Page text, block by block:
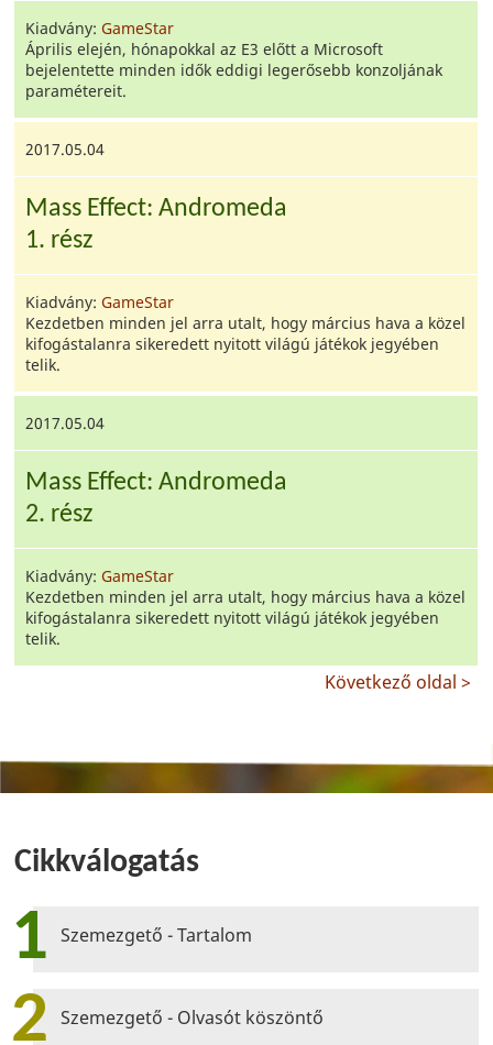
Kiadvány: GameStar
Április elején, hónapokkal az E3 előtt a Microsoft
bejelentette minden idők eddigi legerősebb konzoljának
paramétereit.
2017.05.04
Mass Effect: Andromeda
1. rész
Kiadvány:GameStar
Kezdetben minden jel arra utalt, hogy március hava a közel
kifogástalanra sikeredett nyitott világú játékok jegyében
telik.
2017.05.04
Mass Effect: Andromeda
2. rész
Kiadvány: GameStar
Kezdetben minden jel arra utalt, hogy március hava a közel
kifogástalanra sikeredett nyitott világú játékok jegyében
telik.
Következő oldal >
Cikkválogatás
1 Szemezgető - Tartalom
2 Szemezgető - Olvasót köszöntő